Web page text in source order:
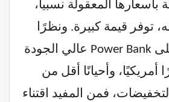
بأسعارها المعقولة نسبياً،
توفر قيمة كبيرة. ونظرًا
لسهولة العثور على Power Bank عالي الجودة
20 دولارًا أمريكيًا، وأحيانًا أقل من
فمن المفيد اقتناء